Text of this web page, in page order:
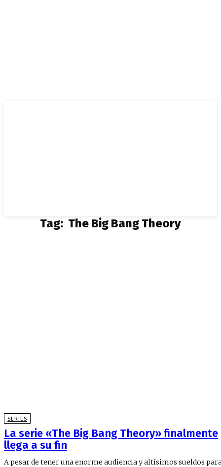
Tag: The Big Bang Theory
SERIES
La serie «The Big Bang Theory» finalmente
llega a su fin
A pesar de tener una enorme audiencia y altísimos sueldos